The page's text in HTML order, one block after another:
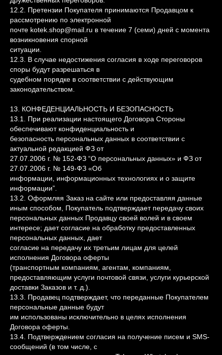
12.2. Претензии Покупателя принимаются Продавцом к
рассмотрению по электронной
почте kotek.shop@mail.ru в течение 7 (семи) дней с момента
возникновения спорной
ситуации.
12.3. В случае недостижения согласия в ходе переговоров
споры будут разрешаться в
судебном порядке в соответствии с действующим
законодательством.
13. КОНФЕДЕНЦИАЛЬНОСТЬ И БЕЗОПАСНОСТЬ
13.1. При реализации настоящего Договора Стороны
обеспечивают конфиденциальность и
безопасность персональных данных в соответствии с
актуальной редакцией ФЗ от
27.07.2006 г. № 152-ФЗ “О персональных данных» и ФЗ от
27.07.2006 г. № 149-ФЗ «Об
информации, информационных технологиях и о защите
информации”.
13.2. Оформляя Заказ на сайте или предоставляя данные
иным способом, Покупатель подтверждает передачу своих
персональных данных Продавцу своей волей и в своем
интересе; дает согласие на обработку предоставленных
персональных данных, дает
согласие на передачу их третьим лицам для целей
исполнения Договора оферты
(транспортным компаниям, агентам, компаниям,
предоставляющим услуги почтовой связи, услуги курьерской
доставки Заказов и т. д.).
13.3. Продавец подтверждает, что переданные Покупателем
персональные данные будут
им использованы исключительно в целях исполнения
Договора оферты.
13.4. Подтверждением согласия на получение писем и SMS-
сообщений (в том числе, с